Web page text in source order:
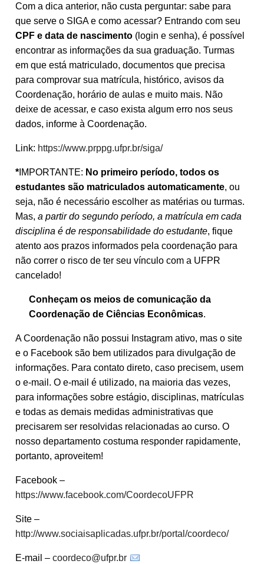
Com a dica anterior, não custa perguntar: sabe para
que serve o SIGA e como acessar? Entrando com seu
CPF e data de nascimento (login e senha), é possível
encontrar as informações da sua graduação. Turmas
em que está matriculado, documentos que precisa
para comprovar sua matrícula, histórico, avisos da
Coordenação, horário de aulas e muito mais. Não
deixe de acessar, e caso exista algum erro nos seus
dados, informe à Coordenação.
Link: https://www.prppg.ufpr.br/siga/
* IMPORTANTE: No primeiro período, todos os
estudantes são matriculados automaticamente, ou
seja, não é necessário escolher as matérias ou turmas.
Mas, a partir do segundo período, a matrícula em cada
disciplina é de responsabilidade do estudante, fique
atento aos prazos informados pela coordenação para
não correr o risco de ter seu vínculo com a UFPR
cancelado!
Conheçam os meios de comunicação da
Coordenação de Ciências Econômicas.
A Coordenação não possui Instagram ativo, mas o site
e o Facebook são bem utilizados para divulgação de
informações. Para contato direto, caso precisem, usem
o e-mail. O e-mail é utilizado, na maioria das vezes,
para informações sobre estágio, disciplinas, matrículas
e todas as demais medidas administrativas que
precisarem ser resolvidas relacionadas ao curso. O
nosso departamento costuma responder rapidamente,
portanto, aproveitem!
Facebook –
https://www.facebook.com/CoordecoUFPR
Site –
http://www.sociaisaplicadas.ufpr.br/portal/coordeco/
E-mail – coordeco@ufpr.br